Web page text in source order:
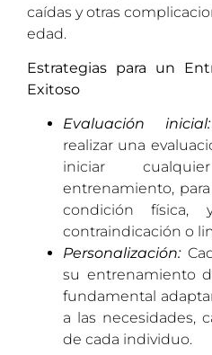
caídas y otras
edad.
Estrategias para un
Exitoso
Evaluación inicial:
realizar una
iniciar
entrenamiento,
condición física,
contraindicación o
Personalización:
su entrenamiento
fundamental
a las necesidades,
de cada individuo.